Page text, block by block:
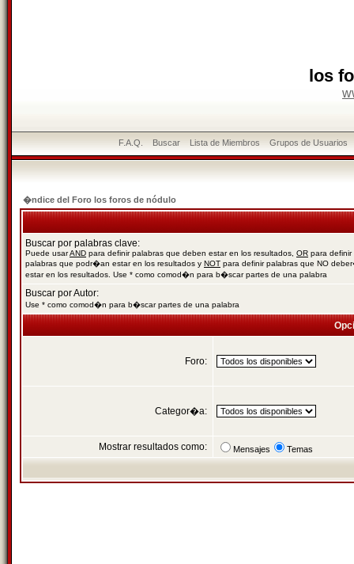
los
F.A.Q. Buscar Lista de Miembros Grupos de Usuarios
�ndice del Foro los foros de nódulo
Buscar por palabras clave:
Puede usarAND para definir palabras que deben estar en los resultados, OR para definir
palabras que podr�an estar en los resultados y NOT para definir palabras que NO
estar en los resultados. Use * como comod�n para b�scar partes de una palabra
Buscar por Autor:
Use * como comod�n para b�scar partes de una palabra
Foro:
Categor�a:
Mostrar resultados como: Mensajes Temas